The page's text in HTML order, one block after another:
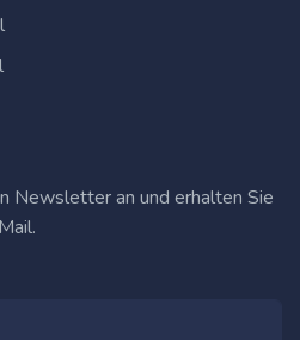
Newsletter an und erhalten Sie